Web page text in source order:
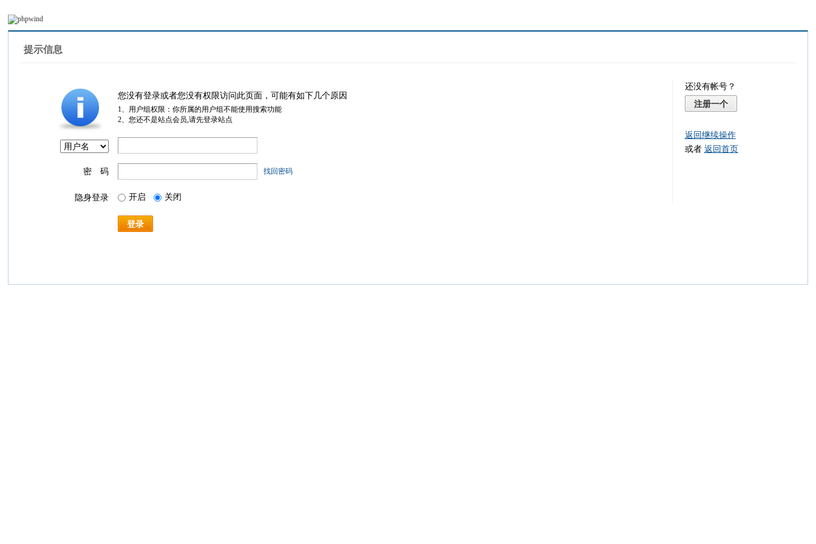
提示信息
您没有登录或者您没有权限访问此页面，可能有如下几个原因
1、用户组权限：你所属的用户组不能使用搜索功能
2、您还不是站点会员,请先登录站点
密 码 找回密码
隐身登录 开启 关闭
登录
还没有帐号？
注册一个
返回继续操作
或者 返回首页